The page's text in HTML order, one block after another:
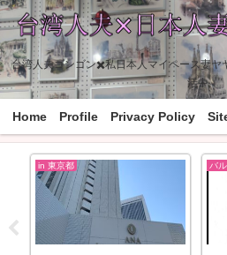
台湾人夫ゴンゴン✖️私日本人マイペース妻
活中
Home Profile Privacy Policy
in 東京都 バ